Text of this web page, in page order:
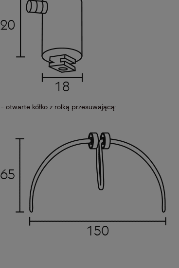
- otwarte kółko z rolką przesuwającą: